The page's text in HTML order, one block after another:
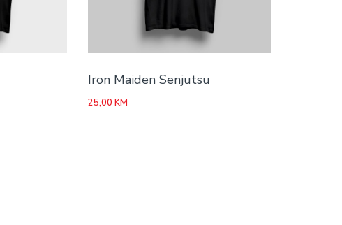
Iron Maiden Senjutsu
25,00 KM